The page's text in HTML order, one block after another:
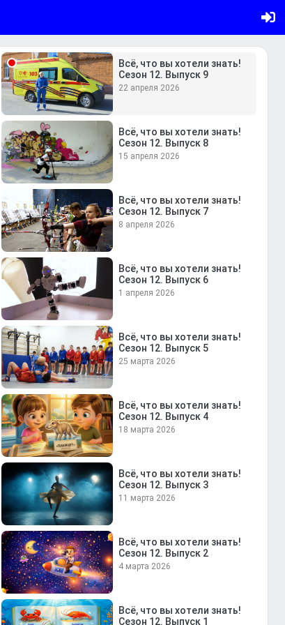
Всё, что вы хотели знать!
Сезон 12. Выпуск 9
22 апреля 2026
Всё, что вы хотели знать!
Сезон 12. Выпуск 8
15 апреля 2026
Всё, что вы хотели знать!
Сезон 12. Выпуск 7
8 апреля 2026
Всё, что вы хотели знать!
Сезон 12. Выпуск 6
1 апреля 2026
Всё, что вы хотели знать!
Сезон 12. Выпуск 5
25 марта 2026
Всё, что вы хотели знать!
Сезон 12. Выпуск 4
18 марта 2026
Всё, что вы хотели знать!
Сезон 12. Выпуск 3
11 марта 2026
Всё, что вы хотели знать!
Сезон 12. Выпуск 2
4 марта 2026
Всё, что вы хотели знать!
Сезон 12. Выпуск 1